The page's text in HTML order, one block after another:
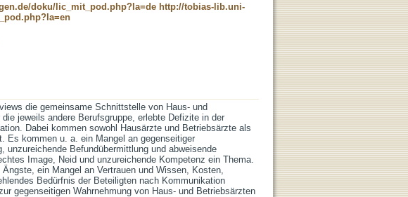
doku/lic_mit_pod.php?la=de http://tobias-lib.uni-
die gemeinsame Schnittstelle von Haus- und
jeweils andere Berufsgruppe, erlebte Defizite in der
Dabei kommen sowohl Hausärzte und Betriebsärzte als
Es kommen u. a. ein Mangel an gegenseitiger
Befundübermittlung und abweisende
Image, Neid und unzureichende Kompetenz ein Thema.
ein Mangel an Vertrauen und Wissen, Kosten,
Bedürfnis der Beteiligten nach Kommunikation
gegenseitigen Wahrnehmung von Haus- und Betriebsärzten